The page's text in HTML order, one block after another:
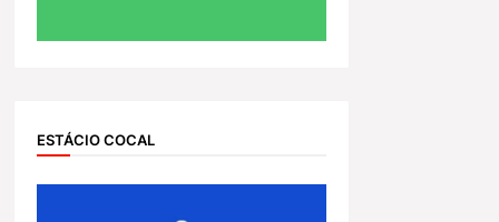
ESTÁCIO COCAL